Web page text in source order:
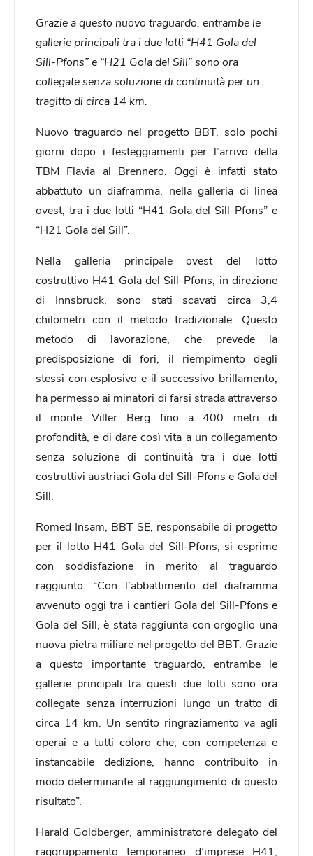
Grazie a questo nuovo traguardo, entrambe le
gallerie principali tra i due lotti “H41 Gola del
Sill-Pfons” e “H21 Gola del Sill” sono ora
collegate senza soluzione di continuità per un
tragitto di circa 14 km.
Nuovo traguardo nel progetto BBT, solo pochi
giorni dopo i festeggiamenti per l’arrivo della
TBM Flavia al Brennero. Oggi è infatti stato
abbattuto un diaframma, nella galleria di linea
ovest, tra i due lotti “H41 Gola del Sill-Pfons” e
“H21 Gola del Sill”.
Nella galleria principale ovest del lotto
costruttivo H41 Gola del Sill-Pfons, in direzione
di Innsbruck, sono stati scavati circa 3,4
chilometri con il metodo tradizionale. Questo
metodo di lavorazione, che prevede la
predisposizione di fori, il riempimento degli
stessi con esplosivo e il successivo brillamento,
ha permesso ai minatori di farsi strada attraverso
il monte Viller Berg fino a 400 metri di
profondità, e di dare così vita a un collegamento
senza soluzione di continuità tra i due lotti
costruttivi austriaci Gola del Sill-Pfons e Gola del
Sill.
Romed Insam, BBT SE, responsabile di progetto
per il lotto H41 Gola del Sill-Pfons, si esprime
con soddisfazione in merito al traguardo
raggiunto: “Con l’abbattimento del diaframma
avvenuto oggi tra i cantieri Gola del Sill-Pfons e
Gola del Sill, è stata raggiunta con orgoglio una
nuova pietra miliare nel progetto del BBT. Grazie
a questo importante traguardo, entrambe le
gallerie principali tra questi due lotti sono ora
collegate senza interruzioni lungo un tratto di
circa 14 km. Un sentito ringraziamento va agli
operai e a tutti coloro che, con competenza e
instancabile dedizione, hanno contribuito in
modo determinante al raggiungimento di questo
risultato”.
Harald Goldberger, amministratore delegato del
raggruppamento temporaneo d’imprese H41,